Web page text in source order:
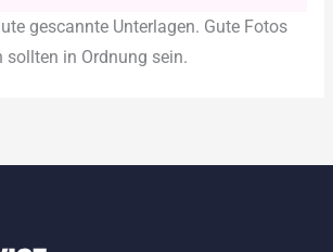
gescannte Unterlagen. Gute Fotos
sollten in Ordnung sein.